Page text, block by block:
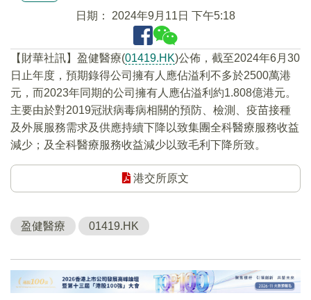
日期： 2024年9月11日 下午5:18
【財華社訊】盈健醫療(01419.HK)公佈，截至2024年6月30
日止年度，預期錄得公司擁有人應佔溢利不多於2500萬港
元，而2023年同期的公司擁有人應佔溢利約1.808億港元。
主要由於對2019冠狀病毒病相關的預防、檢測、疫苗接種
及外展服務需求及供應持續下降以致集團全科醫療服務收益
減少；及全科醫療服務收益減少以致毛利下降所致。
港交所原文
盈健醫療 01419.HK